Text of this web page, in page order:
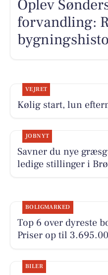
Oplev
forvandling:
VEJRET
Kølig start, lun
JOBNYT
Savner du nye
ledige stillinger i
BOLIGMARKED
Top 6 over dyreste
Priser op til
BILER